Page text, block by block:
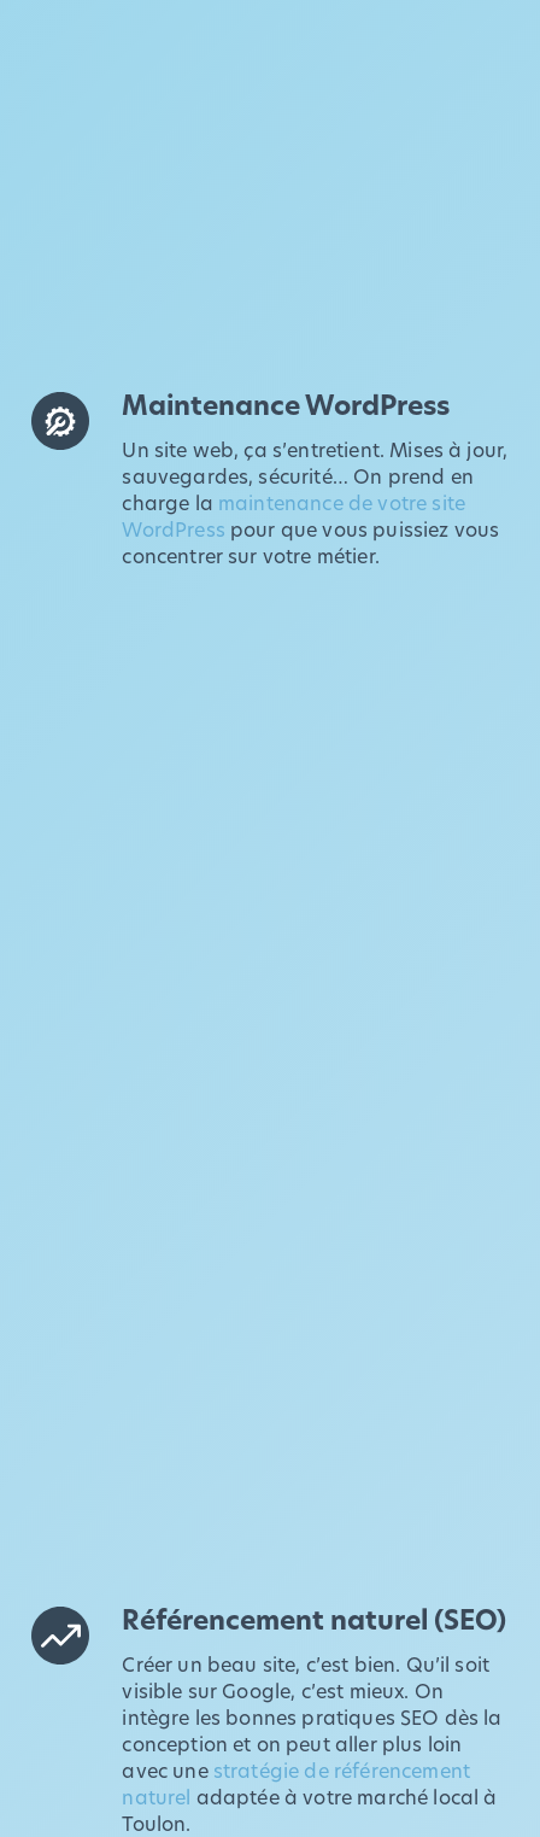
Maintenance WordPress
Un site web, ça s’entretient. Mises à jour,
sauvegardes, sécurité… On prend en
charge la maintenance de votre site
WordPress pour que vous puissiez vous
concentrer sur votre métier.
Référencement naturel (SEO)
Créer un beau site, c’est bien. Qu’il soit
visible sur Google, c’est mieux. On
intègre les bonnes pratiques SEO dès la
conception et on peut aller plus loin
avec une stratégie de référencement
naturel adaptée à votre marché local à
Toulon.